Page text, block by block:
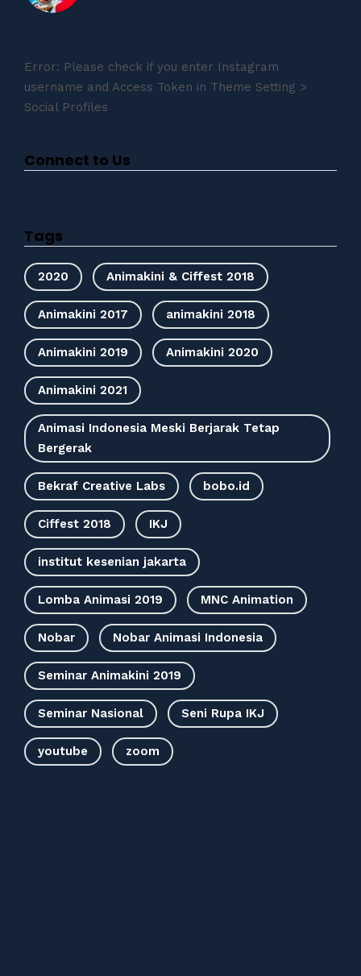
Error: Please check if you enter Instagram
username and Access Token in Theme Setting >
Social Profiles
Connect to Us
Tags
2020 Animakini & Ciffest 2018
Animakini 2017 animakini 2018
Animakini 2019 Animakini 2020
Animakini 2021
Animasi Indonesia Meski Berjarak Tetap
Bergerak
Bekraf Creative Labs bobo.id
Ciffest 2018 IKJ
institut kesenian jakarta
Lomba Animasi 2019 MNC Animation
Nobar Nobar Animasi Indonesia
Seminar Animakini 2019
Seminar Nasional Seni Rupa IKJ
youtube zoom